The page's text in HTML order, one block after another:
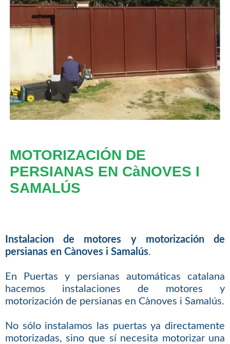
MOTORIZACIÓN DE
PERSIANAS EN CàNOVES I
SAMALÚS
Instalacion de motores y motorización de
persianas en Cànoves i Samalús.
En Puertas y persianas automáticas catalana
hacemos instalaciones de motores y
motorización de persianas en Cànoves i Samalús.
No sólo instalamos las puertas ya directamente
motorizadas, sino que sí necesita motorizar una